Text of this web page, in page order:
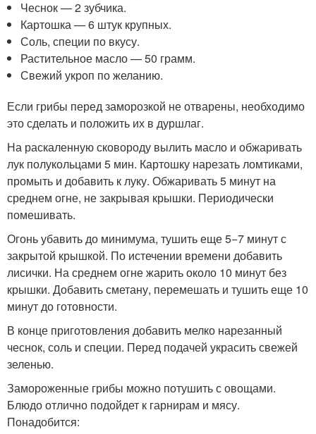
Чеснок — 2 зубчика.
Картошка — 6 штук крупных.
Соль, специи по вкусу.
Растительное масло — 50 грамм.
Свежий укроп по желанию.
Если грибы перед заморозкой не отварены, необходимо
это сделать и положить их в дуршлаг.
На раскаленную сковороду вылить масло и обжаривать
лук полукольцами 5 мин. Картошку нарезать ломтиками,
промыть и добавить к луку. Обжаривать 5 минут на
среднем огне, не закрывая крышки. Периодически
помешивать.
Огонь убавить до минимума, тушить еще 5−7 минут с
закрытой крышкой. По истечении времени добавить
лисички. На среднем огне жарить около 10 минут без
крышки. Добавить сметану, перемешать и тушить еще 10
минут до готовности.
В конце приготовления добавить мелко нарезанный
чеснок, соль и специи. Перед подачей украсить свежей
зеленью.
Замороженные грибы можно потушить с овощами.
Блюдо отлично подойдет к гарнирам и мясу.
Понадобится: